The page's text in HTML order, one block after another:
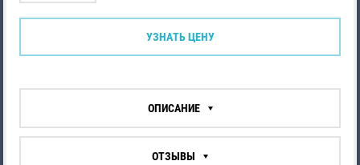
УЗНАТЬ ЦЕНУ
ОПИСАНИЕ
ОТЗЫВЫ